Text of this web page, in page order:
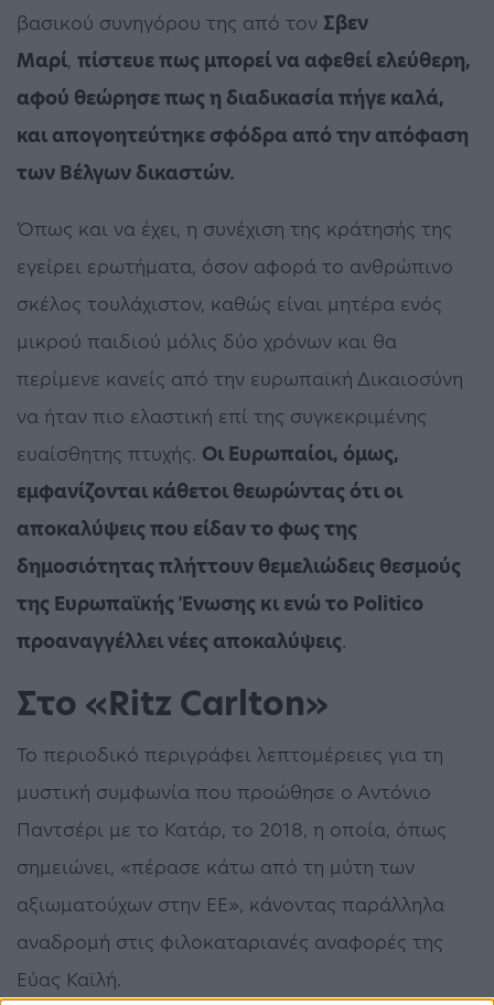
βασικού συνηγόρου της από τον Σβεν
Μαρί, πίστευε πως μπορεί να αφεθεί ελεύθερη,
αφού θεώρησε πως η διαδικασία πήγε καλά,
και απογοητεύτηκε σφόδρα από την απόφαση
των Βέλγων δικαστών.
Όπως και να έχει, η συνέχιση της κράτησής της
εγείρει ερωτήματα, όσον αφορά το ανθρώπινο
σκέλος τουλάχιστον, καθώς είναι μητέρα ενός
μικρού παιδιού μόλις δύο χρόνων και θα
περίμενε κανείς από την ευρωπαϊκή Δικαιοσύνη
να ήταν πιο ελαστική επί της συγκεκριμένης
ευαίσθητης πτυχής. Οι Ευρωπαίοι, όμως,
εμφανίζονται κάθετοι θεωρώντας ότι οι
αποκαλύψεις που είδαν το φως της
δημοσιότητας πλήττουν θεμελιώδεις θεσμούς
της Ευρωπαϊκής Ένωσης κι ενώ το Politico
προαναγγέλλει νέες αποκαλύψεις.
Στο «Ritz Carlton»
Το περιοδικό περιγράφει λεπτομέρειες για τη
μυστική συμφωνία που προώθησε ο Αντόνιο
Παντσέρι με το Κατάρ, το 2018, η οποία, όπως
σημειώνει, «πέρασε κάτω από τη μύτη των
αξιωματούχων στην ΕΕ», κάνοντας παράλληλα
αναδρομή στις φιλοκαταριανές αναφορές της
Εύας Καϊλή.